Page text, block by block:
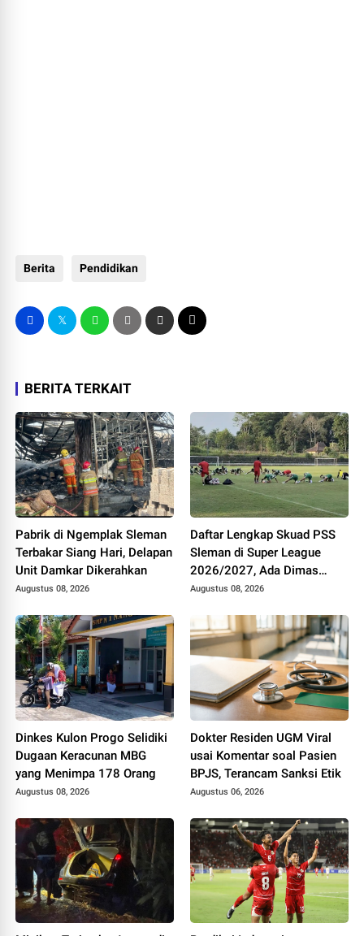
Berita Pendidikan
BERITA TERKAIT
Pabrik di Ngemplak Sleman
Terbakar Siang Hari, Delapan
Unit Damkar Dikerahkan
Augustus 08, 2026
Daftar Lengkap Skuad PSS
Sleman di Super League
2026/2027, Ada Dimas
Drajad hingga Gustavo
Augustus 08, 2026
Dinkes Kulon Progo Selidiki
Dugaan Keracunan MBG
yang Menimpa 178 Orang
Augustus 08, 2026
Dokter Residen UGM Viral
usai Komentar soal Pasien
BPJS, Terancam Sanksi Etik
Augustus 06, 2026